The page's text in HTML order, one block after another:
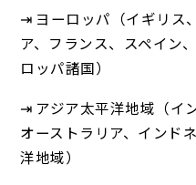
⇥ ヨーロッパ（イギリス
ア、フランス、スペイン
ロッパ諸国）
⇥ アジア太平洋地域（イ
オーストラリア、インド
洋地域）